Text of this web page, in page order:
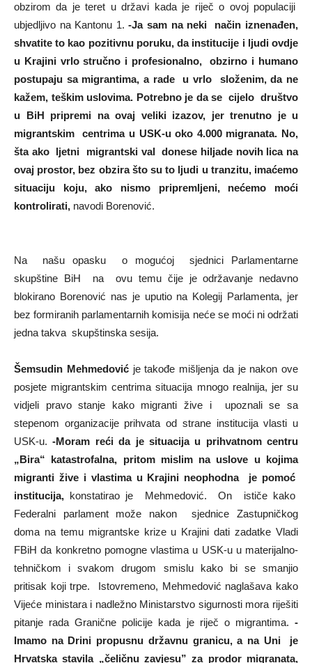
obzirom da je teret u državi kada je riječ o ovoj populaciji
ubjedljivo na Kantonu 1.-Ja sam na neki način iznenađen,
shvatite to kao pozitivnu poruku, da institucije i ljudi ovdje
u Krajini vrlo stručno i profesionalno, obzirno i humano
postupaju sa migrantima, a rade u vrlo složenim, da ne
kažem, teškim uslovima. Potrebno je da se cijelo društvo
u BiH pripremi na ovaj veliki izazov, jer trenutno je u
migrantskim centrima u USK-u oko 4.000 migranata. No,
šta ako ljetni migrantski val donese hiljade novih lica na
ovaj prostor, bez obzira što su to ljudi u tranzitu, imaćemo
situaciju koju, ako nismo pripremljeni, nećemo moći
kontrolirati, navodi Borenović.
Na našu opasku o mogućoj sjednici Parlamentarne
skupštine BiH na ovu temu čije je održavanje nedavno
blokirano Borenović nas je uputio na Kolegij Parlamenta, jer
bez formiranih parlamentarnih komisija neće se moći ni održati
jedna takva skupštinska sesija.
Šemsudin Mehmedovićje takođe mišljenja da je nakon ove
posjete migrantskim centrima situacija mnogo realnija, jer su
vidjeli pravo stanje kako migranti žive i upoznali se sa
stepenom organizacije prihvata od strane institucija vlasti u
USK-u.-Moram reći da je situacija u prihvatnom centru
„Bira“ katastrofalna, pritom mislim na uslove u kojima
migranti žive i vlastima u Krajini neophodna je pomoć
institucija, konstatirao je Mehmedović. On ističe kako
Federalni parlament može nakon sjednice Zastupničkog
doma na temu migrantske krize u Krajini dati zadatke Vladi
FBiH da konkretno pomogne vlastima u USK-u u materijalno-
tehničkom i svakom drugom smislu kako bi se smanjio
pritisak koji trpe. Istovremeno, Mehmedović naglašava kako
Vijeće ministara i nadležno Ministarstvo sigurnosti mora riješiti
pitanje rada Granične policije kada je riječ o migrantima. -
Imamo na Drini propusnu državnu granicu, a na Uni je
Hrvatska stavila „čeličnu zavjesu” za prodor migranata,